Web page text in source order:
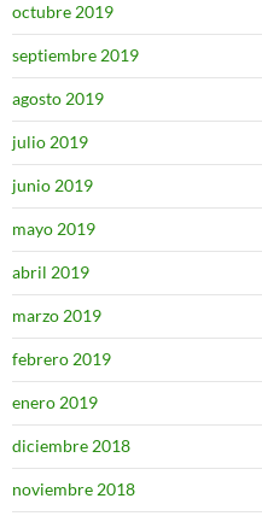
octubre 2019
septiembre 2019
agosto 2019
julio 2019
junio 2019
mayo 2019
abril 2019
marzo 2019
febrero 2019
enero 2019
diciembre 2018
noviembre 2018